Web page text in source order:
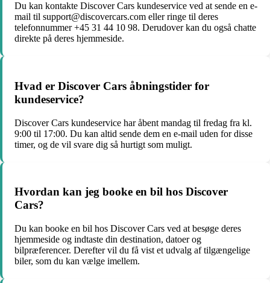
Du kan kontakte Discover Cars kundeservice ved at sende en e-
mail til support@discovercars.com eller ringe til deres
telefonnummer +45 31 44 10 98. Derudover kan du også chatte
direkte på deres hjemmeside.
Hvad er Discover Cars åbningstider for
kundeservice?
Discover Cars kundeservice har åbent mandag til fredag fra kl.
9:00 til 17:00. Du kan altid sende dem en e-mail uden for disse
timer, og de vil svare dig så hurtigt som muligt.
Hvordan kan jeg booke en bil hos Discover
Cars?
Du kan booke en bil hos Discover Cars ved at besøge deres
hjemmeside og indtaste din destination, datoer og
bilpræferencer. Derefter vil du få vist et udvalg af tilgængelige
biler, som du kan vælge imellem.